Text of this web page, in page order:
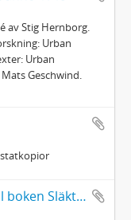
av Stig Hernborg.
Urban
Urban
Geschwind.
Sven Friberger: Namnregister till boken Släkten Friberger